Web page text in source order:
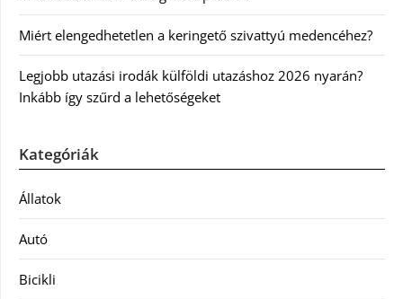
Miért elengedhetetlen a keringető szivattyú medencéhez?
Legjobb utazási irodák külföldi utazáshoz 2026 nyarán?
Inkább így szűrd a lehetőségeket
Kategóriák
Állatok
Autó
Bicikli